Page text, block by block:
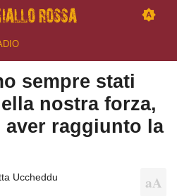
sempre stati
nostra forza,
raggiunto la
Uccheddu